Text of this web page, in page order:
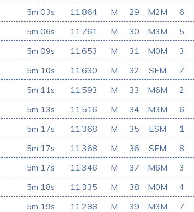
5m 03s 11.864 M 29 M2M 6
5m 06s 11.761 M 30 M3M 5
5m 09s 11.653 M 31 M0M 3
5m 10s 11.630 M 32 SEM 7
5m 11s 11.593 M 33 M6M 2
5m 13s 11.516 M 34 M3M 6
5m 17s 11.368 M 35 ESM 1
5m 17s 11.368 M 36 SEM 8
5m 17s 11.346 M 37 M6M 3
5m 18s 11.335 M 38 M0M 4
5m 19s 11.288 M 39 M3M 7